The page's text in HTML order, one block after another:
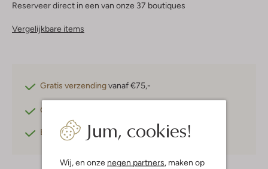
Jum, cookies!
Wij, en onze negen partners, maken op
Reserveer direct in een van onze 37 boutiques
Vergelijkbare items
Gratis verzendingvanaf €75,-
Gratis retourneren
Betaal achteraf met Klarna